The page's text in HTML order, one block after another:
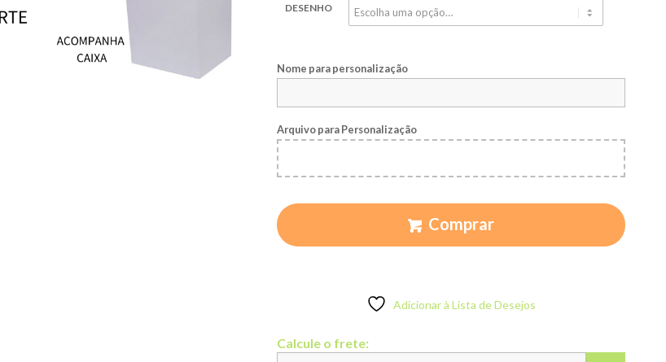
DESENHO
Nome para personalização
Arquivo para Personalização
Comprar
Adicionar à Lista de Desejos
Calcule o frete: